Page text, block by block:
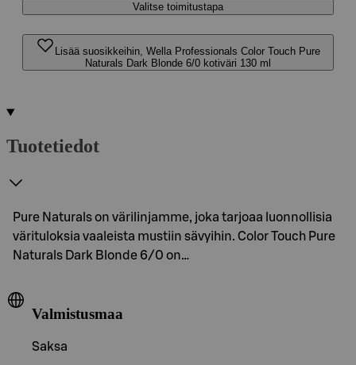
Valitse toimitustapa
Lisää suosikkeihin, Wella Professionals Color Touch Pure
Naturals Dark Blonde 6/0 kotiväri 130 ml
Tuotetiedot
Pure Naturals on värilinjamme, joka tarjoaa luonnollisia
värituloksia vaaleista mustiin sävyihin. Color Touch Pure
Naturals Dark Blonde 6/0 on…
Valmistusmaa
Saksa